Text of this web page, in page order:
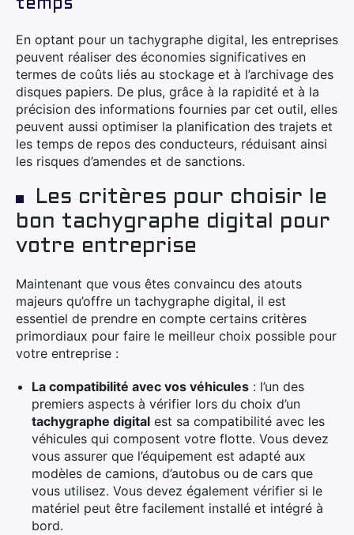
temps
En optant pour un tachygraphe digital, les entreprises
peuvent réaliser des économies significatives en
termes de coûts liés au stockage et à l’archivage des
disques papiers. De plus, grâce à la rapidité et à la
précision des informations fournies par cet outil, elles
peuvent aussi optimiser la planification des trajets et
les temps de repos des conducteurs, réduisant ainsi
les risques d’amendes et de sanctions.
Les critères pour choisir le
bon tachygraphe digital pour
votre entreprise
Maintenant que vous êtes convaincu des atouts
majeurs qu’offre un tachygraphe digital, il est
essentiel de prendre en compte certains critères
primordiaux pour faire le meilleur choix possible pour
votre entreprise :
La compatibilité avec vos véhicules : l’un des
premiers aspects à vérifier lors du choix d’un
tachygraphe digital est sa compatibilité avec les
véhicules qui composent votre flotte. Vous devez
vous assurer que l’équipement est adapté aux
modèles de camions, d’autobus ou de cars que
vous utilisez. Vous devez également vérifier si le
matériel peut être facilement installé et intégré à
bord.
×
Rechercher
: